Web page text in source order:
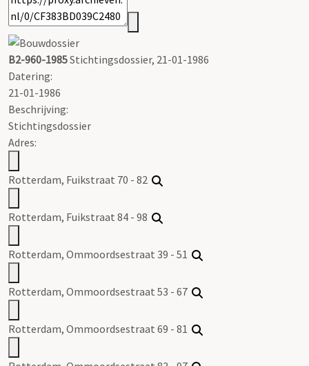
B2-960-1985Stichtingsdossier, 21-01-1986
Datering:
21-01-1986
Beschrijving:
Stichtingsdossier
Adres:
Rotterdam, Fuikstraat 70 - 82
Rotterdam, Fuikstraat 84 - 98
Rotterdam, Ommoordsestraat 39 - 51
Rotterdam, Ommoordsestraat 53 - 67
Rotterdam, Ommoordsestraat 69 - 81